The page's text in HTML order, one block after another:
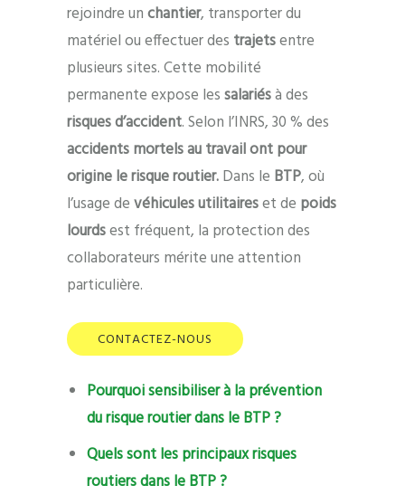
rejoindre unchantier, transporter du
matériel ou effectuer des trajetsentre
plusieurs sites. Cette mobilité
permanente expose lessalariésà des
risques d’accident. Selon l’INRS, 30 % des
accidents mortels au travail ont pour
origine le risque routier.Dans le BTP, où
l’usage devéhicules utilitaireset de poids
lourdsest fréquent, la protection des
collaborateurs mérite une attention
particulière.
CONTACTEZ-NOUS
Pourquoi sensibiliser à la prévention
du risque routier dans le BTP ?
Quels sont les principaux risques
routiers dans le BTP ?